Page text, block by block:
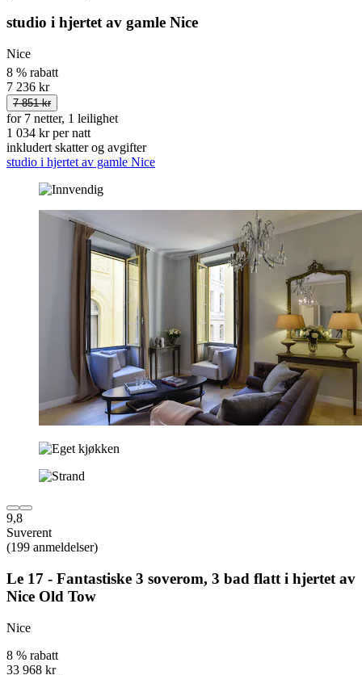
studio i hjertet av gamle Nice
Nice
8 % rabatt
7 236 kr
7 851 kr
for 7 netter, 1 leilighet
1 034 kr per natt
inkludert skatter og avgifter
studio i hjertet av gamle Nice
9,8
Suverent
(199 anmeldelser)
Le 17 - Fantastiske 3 soverom, 3 bad flatt i hjertet av
Nice Old Tow
Nice
8 % rabatt
33 968 kr